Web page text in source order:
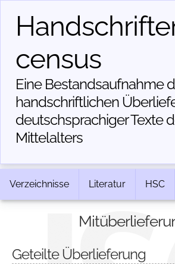
census
Eine Bestandsaufnahme
handschriftlichen
deutschsprachiger Texte
Mittelalters
Verzeichnisse Literatur HSC
Geteilte Überlieferung